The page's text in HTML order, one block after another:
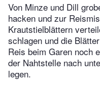
Von Minze und Dill
hacken und zur
Krautstielblättern
schlagen und die
Reis beim Garen noch
der Nahtstelle nach
legen.